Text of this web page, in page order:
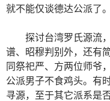
就不能仅谈德达公派了。
探讨台湾罗氏源流
谱、昭穆判别外，还有
同祭祀严、方两位师爷
公派男子不食鸡头。有
寻源，至于其它派系是